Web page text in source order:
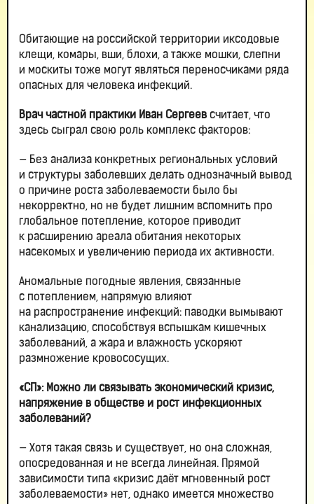
Обитающие на российской территории иксодовые
клещи, комары, вши, блохи, а также мошки, слепни
и москиты тоже могут являться переносчиками ряда
опасных для человека инфекций.
Врач частной практики Иван Сергеев считает, что
здесь сыграл свою роль комплекс факторов:
— Без анализа конкретных региональных условий
и структуры заболевших делать однозначный вывод
о причине роста заболеваемости было бы
некорректно, но не будет лишним вспомнить про
глобальное потепление, которое приводит
к расширению ареала обитания некоторых
насекомых и увеличению периода их активности.
Аномальные погодные явления, связанные
с потеплением, напрямую влияют
на распространение инфекций: паводки вымывают
канализацию, способствуя вспышкам кишечных
заболеваний, а жара и влажность ускоряют
размножение кровососущих.
«СП»: Можно ли связывать экономический кризис,
напряжение в обществе и рост инфекционных
заболеваний?
— Хотя такая связь и существует, но она сложная,
опосредованная и не всегда линейная. Прямой
зависимости типа «кризис даёт мгновенный рост
заболеваемости» нет, однако имеется множество